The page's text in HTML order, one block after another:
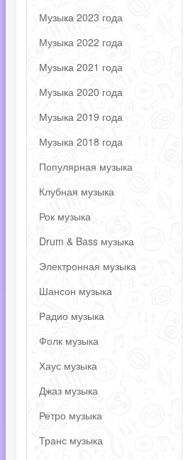
Музыка 2023 года
Музыка 2022 года
Музыка 2021 года
Музыка 2020 года
Музыка 2019 года
Музыка 2018 года
Популярная музыка
Клубная музыка
Рок музыка
Drum & Bass музыка
Электронная музыка
Шансон музыка
Радио музыка
Фолк музыка
Хаус музыка
Джаз музыка
Ретро музыка
Транс музыка